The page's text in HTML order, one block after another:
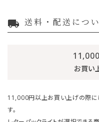
local_shipping 送料・配送につ
11,000
お買い
11,000円以上お買い上げの際に
す。